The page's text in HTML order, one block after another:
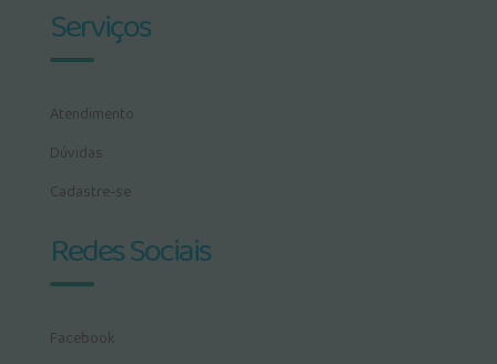
Serviços
Atendimento
Dúvidas
Cadastre-se
Redes Sociais
Facebook